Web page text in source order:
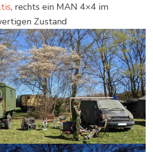
, rechts ein MAN 4×4 im
Zustand